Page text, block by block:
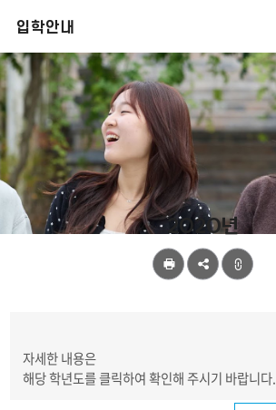
입학안내
편입학모집
2020년
공
자세한 내용은
해당 학년도를 클릭하여 확인해 주시기 바랍니다.